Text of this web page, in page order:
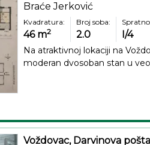
Braće Jerković
Kvadratura:
46m2
Broj soba:
2.0 I/4
Na atraktivnoj lokaciji na
moderan dvosoban stan u
Voždovac, Darvinova